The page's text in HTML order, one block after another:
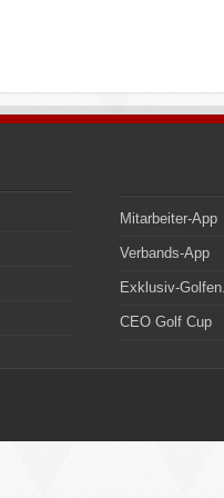
Mitarbeiter-App
Verbands-App
Exklusiv-
CEO Golf Cup